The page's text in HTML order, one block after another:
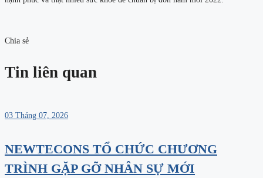
Chia sẻ
Tin liên quan
03 Tháng 07, 2026
NEWTECONS TỔ CHỨC CHƯƠNG
TRÌNH GẶP GỠ NHÂN SỰ MỚI